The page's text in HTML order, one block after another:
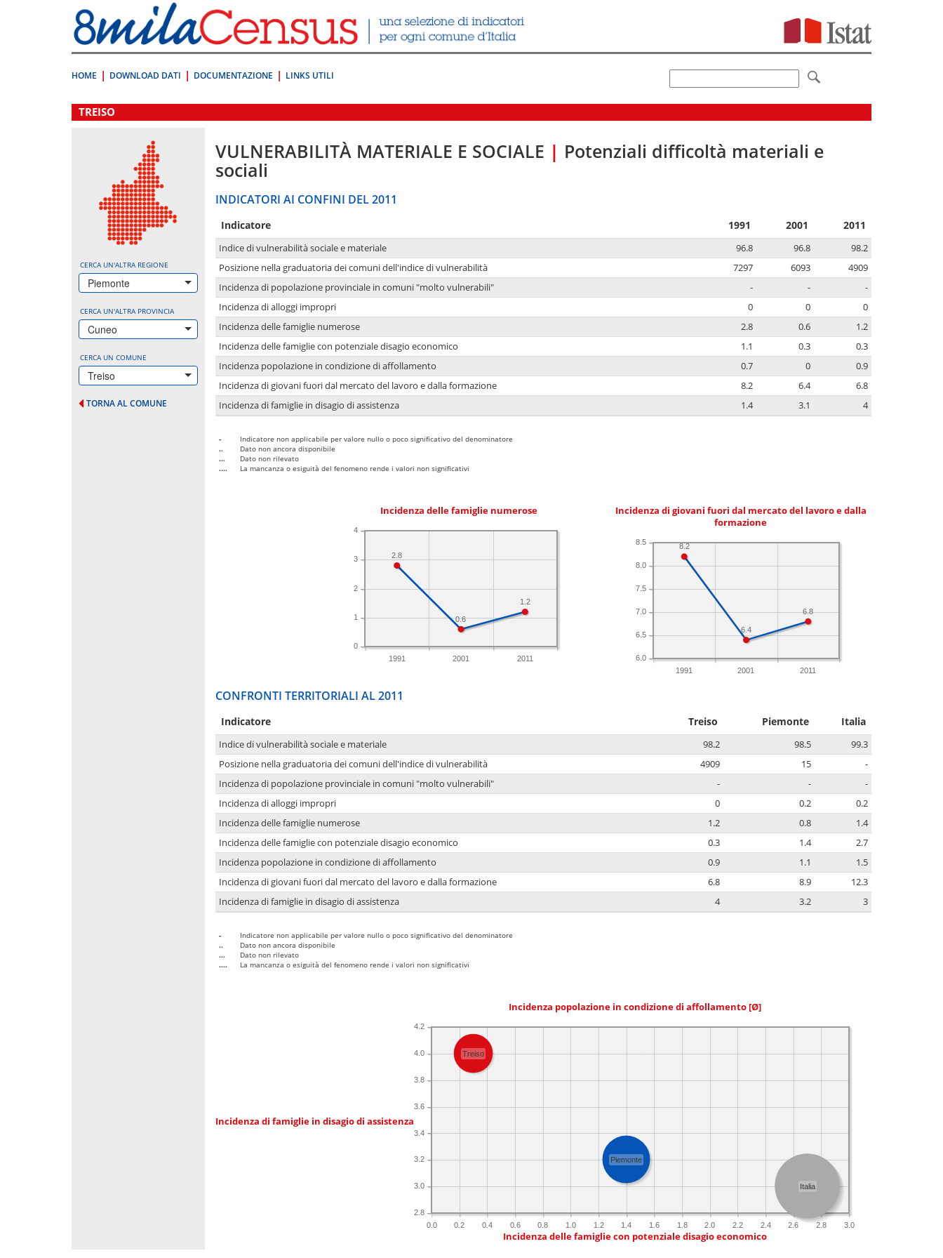
direttamente
a:
Contenuto
HOME DOWNLOAD DATI DOCUMENTAZIONE LINKS UTILI
.
TREISO
CERCA UN'ALTRA REGIONE
Piemonte
CERCA UN'ALTRA PROVINCIA
Cuneo
CERCA UN COMUNE
Treiso
TORNA AL COMUNE
VULNERABILITÀ MATERIALE E SOCIALE | Potenziali difficoltà materiali e
sociali
INDICATORI AI CONFINI DEL 2011
Indicatore 1991 2001 2011
Indice di vulnerabilità sociale e materiale 96.8 96.8
98.2
Posizione nella graduatoria dei comuni dell'indice di vulnerabilità
7297 6093
4909
Incidenza di popolazione provinciale in comuni "molto vulnerabili"
- -
-
Incidenza di alloggi impropri
0 0
0
Incidenza delle famiglie numerose
2.8 0.6
1.2
Incidenza delle famiglie con potenziale disagio economico
1.1 0.3
0.3
Incidenza popolazione in condizione di affollamento
0.7 0
0.9
Incidenza di giovani fuori dal mercato del lavoro e dalla formazione
8.2 6.4
6.8
Incidenza di famiglie in disagio di assistenza
1.4 3.1 4
-
Indicatore non applicabile per valore nullo o poco significativo del denominatore
..
Dato non ancora disponibile
...
Dato non rilevato
....
La mancanza o esiguità del fenomeno rende i valori non significativi
Incidenza delle famiglie numerose
1991 2001 2011
0
1
2
3
4
1.2
0.6
2.8
Incidenza di giovani fuori dal mercato del lavoro e dalla
formazione
1991 2001 2011
6.0
6.5
7.0
7.5
8.0
8.5
6.8
6.4
8.2
CONFRONTI TERRITORIALI AL 2011
Indicatore Treiso Piemonte Italia
Indice di vulnerabilità sociale e materiale 98.2 98.5
99.3
Posizione nella graduatoria dei comuni dell'indice di vulnerabilità
4909 15
-
Incidenza di popolazione provinciale in comuni "molto vulnerabili"
- -
-
Incidenza di alloggi impropri
0 0.2
0.2
Incidenza delle famiglie numerose
1.2 0.8
1.4
Incidenza delle famiglie con potenziale disagio economico
0.3 1.4
2.7
Incidenza popolazione in condizione di affollamento
0.9 1.1
1.5
Incidenza di giovani fuori dal mercato del lavoro e dalla formazione
6.8 8.9
12.3
Incidenza di famiglie in disagio di assistenza
4 3.2 3
-
Indicatore non applicabile per valore nullo o poco significativo del denominatore
..
Dato non ancora disponibile
...
Dato non rilevato
....
La mancanza o esiguità del fenomeno rende i valori non significativi
Incidenza popolazione in condizione di affollamento [Ø]
Incidenza di famiglie in disagio di assistenza
0.0 0.2 0.4 0.6 0.8 1.0 1.2 1.4 1.6 1.8 2.0 2.2 2.4 2.6 2.8 3.0
2.8
3.0
3.2
3.4
3.6
3.8
4.0
4.2
Italia
Piemonte
Treiso
Incidenza delle famiglie con potenziale disagio economico